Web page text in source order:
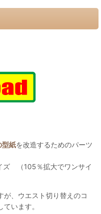
型紙を改造するためのパーツ
ズ （105％拡大でワンサイ
が、ウエスト切り替えのコ
います。